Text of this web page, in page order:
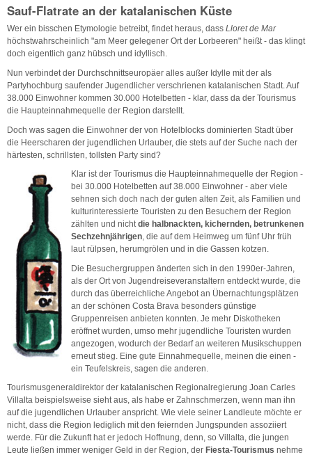
Sauf-Flatrate an der katalanischen Küste
Wer ein bisschen Etymologie betreibt, findet heraus, dass Lloret de Mar
höchstwahrscheinlich "am Meer gelegener Ort der Lorbeeren" heißt - das klingt
doch eigentlich ganz hübsch und idyllisch.
Nun verbindet der Durchschnittseuropäer alles außer Idylle mit der als
Partyhochburg saufender Jugendlicher verschrienen katalanischen Stadt. Auf
38.000 Einwohner kommen 30.000 Hotelbetten - klar, dass da der Tourismus
die Haupteinnahmequelle der Region darstellt.
Doch was sagen die Einwohner der von Hotelblocks dominierten Stadt über
die Heerscharen der jugendlichen Urlauber, die stets auf der Suche nach der
härtesten, schrillsten, tollsten Party sind?
Klar ist der Tourismus die Haupteinnahmequelle der Region -
bei 30.000 Hotelbetten auf 38.000 Einwohner - aber viele
sehnen sich doch nach der guten alten Zeit, als Familien und
kulturinteressierte Touristen zu den Besuchern der Region
zählten und nichtdie halbnackten, kichernden, betrunkenen
Sechzehnjährigen, die auf dem Heimweg um fünf Uhr früh
laut rülpsen, herumgrölen und in die Gassen kotzen.
Die Besuchergruppen änderten sich in den 1990er-Jahren,
als der Ort von Jugendreiseveranstaltern entdeckt wurde, die
durch das überreichliche Angebot an Übernachtungsplätzen
an der schönen Costa Brava besonders günstige
Gruppenreisen anbieten konnten. Je mehr Diskotheken
eröffnet wurden, umso mehr jugendliche Touristen wurden
angezogen, wodurch der Bedarf an weiteren Musikschuppen
erneut stieg. Eine gute Einnahmequelle, meinen die einen -
ein Teufelskreis, sagen die anderen.
Tourismusgeneraldirektor der katalanischen Regionalregierung Joan Carles
Villalta beispielsweise sieht aus, als habe er Zahnschmerzen, wenn man ihn
auf die jugendlichen Urlauber anspricht. Wie viele seiner Landleute möchte er
nicht, dass die Region lediglich mit den feiernden Jungspunden assoziiert
werde. Für die Zukunft hat er jedoch Hoffnung, denn, so Villalta, die jungen
Leute ließen immer weniger Geld in der Region, der Fiesta-Tourismus nehme